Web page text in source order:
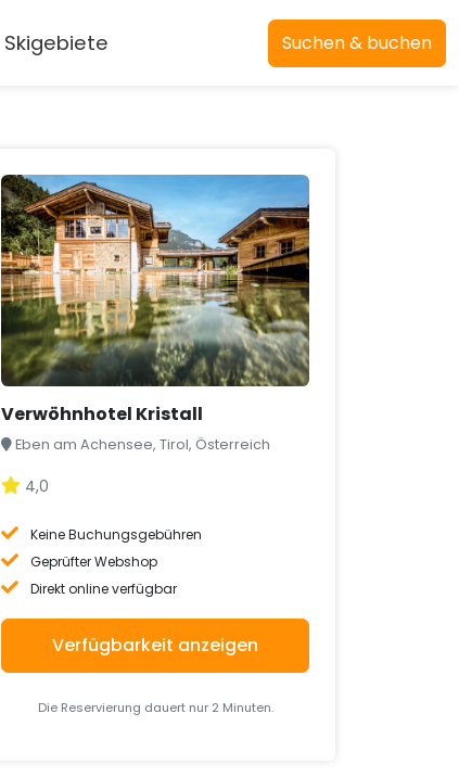
Skigebiete Suchen & buchen
Verwöhnhotel Kristall
Eben am Achensee, Tirol, Österreich
4,0
Keine Buchungsgebühren
Geprüfter Webshop
Direkt online verfügbar
Verfügbarkeit anzeigen
Die Reservierung dauert nur 2 Minuten.